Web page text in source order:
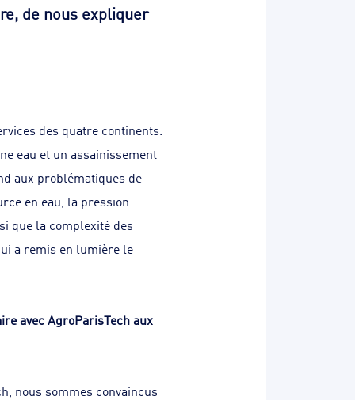
de nous expliquer
des quatre continents.
eau et un assainissement
aux problématiques de
en eau, la pression
que la complexité des
a remis en lumière le
avec AgroParisTech aux
nous sommes convaincus